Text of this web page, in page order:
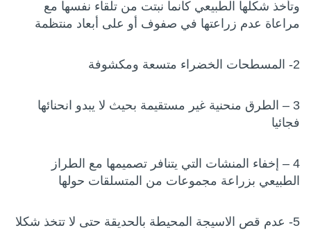
وتأخذ شكلها الطبيعي كانما نبتت من تلقاء نفسها مع
مراعاة عدم زراعتها في صفوف أو على أبعاد منتظمة
2- المسطحات الخضراء متسعة ومكشوفة
3 – الطرق منحنية غير مستقيمة بحيث لا يبدو انحنائها
فجائيا
4 – إخفاء المنشات التي يتنافر تصميمها مع الطراز
الطبيعي بزراعة مجموعات من المتسلقات حولها
5- عدم قص الاسيجة المحيطة بالحديقة حتى لا تتخذ شكلا